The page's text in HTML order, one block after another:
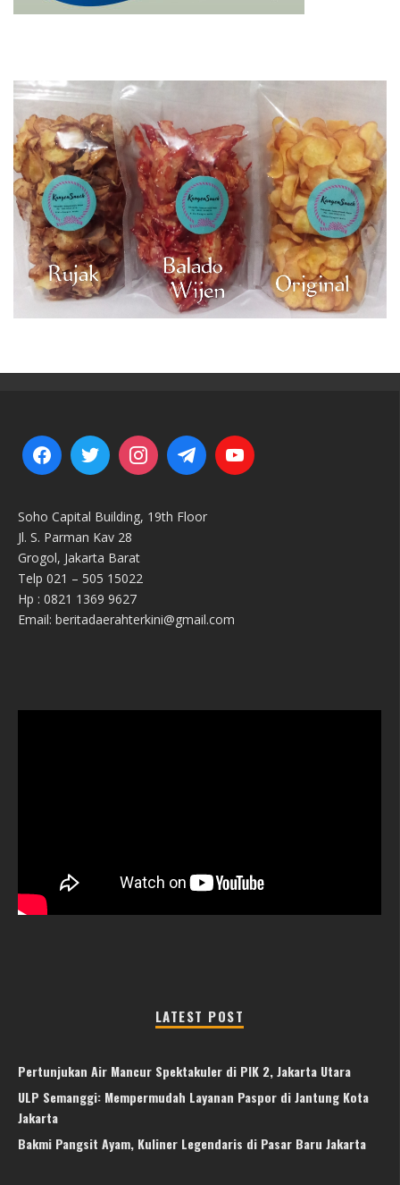
Soho Capital Building, 19th Floor
Jl. S. Parman Kav 28
Grogol, Jakarta Barat
Telp 021 – 505 15022
Hp : 0821 1369 9627
Email: beritadaerahterkini@gmail.com
LATEST POST
Pertunjukan Air Mancur Spektakuler di PIK 2, Jakarta Utara
ULP Semanggi: Mempermudah Layanan Paspor di Jantung Kota
Jakarta
Bakmi Pangsit Ayam, Kuliner Legendaris di Pasar Baru Jakarta